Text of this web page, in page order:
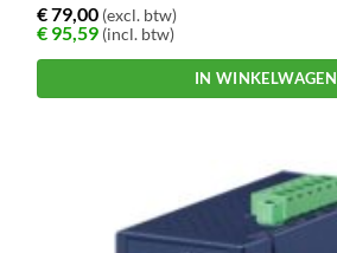
€79,00 (excl. btw)
€ 95,59 (incl. btw)
IN WINKELWAGEN